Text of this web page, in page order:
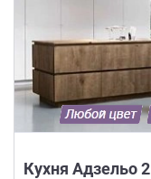
Кухня Адзельо 2